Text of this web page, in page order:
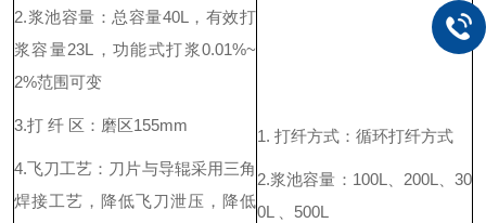
2.浆池容量：总容量40L
，有效打
浆容量23L ，功能式打浆0.01%~
2%范围可变
3.打 纤 区：磨区155mm
4.飞刀工艺：刀片与导辊采用三角
焊接工艺，降低飞刀泄压，降低
1. 打纤方式：循环打纤方式
2.浆池容量： 100L 200L 、30
0L
500L